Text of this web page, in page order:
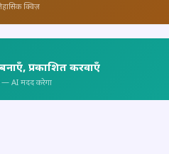
क्विज़
प्रकाशित करवाएँ
— AI मदद करेगा